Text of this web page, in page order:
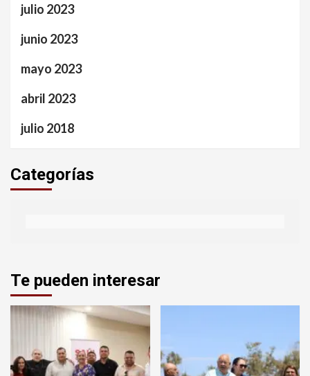
julio 2023
junio 2023
mayo 2023
abril 2023
julio 2018
Categorías
Te pueden interesar